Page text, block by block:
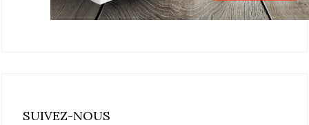
SUIVEZ-NOUS